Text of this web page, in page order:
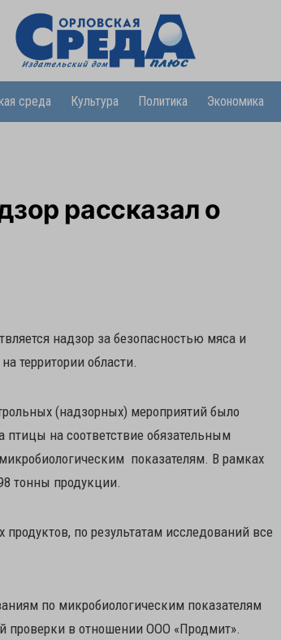
среда Культура Политика Экономика
рассказал о
надзор за безопасностью мяса и
территории области.
(надзорных) мероприятий было
на соответствие обязательным
показателям. В рамках
тонны продукции.
по результатам исследований все
по микробиологическим показателям
проверки в отношении ООО «Продмит».